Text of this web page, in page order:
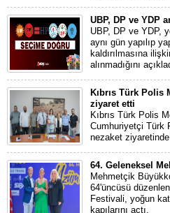
UBP, DP ve YDP
UBP, DP ve YDP,
aynı gün yapılıp
kaldırılmasına
alınmadığını
Kıbrıs Türk Polis
ziyaret etti
Kıbrıs Türk Polis
Cumhuriyetçi Türk
nezaket ziyaretinde
64. Geleneksel
Mehmetçik
64'üncüsü
Festivali, yoğun
kapılarını açtı.